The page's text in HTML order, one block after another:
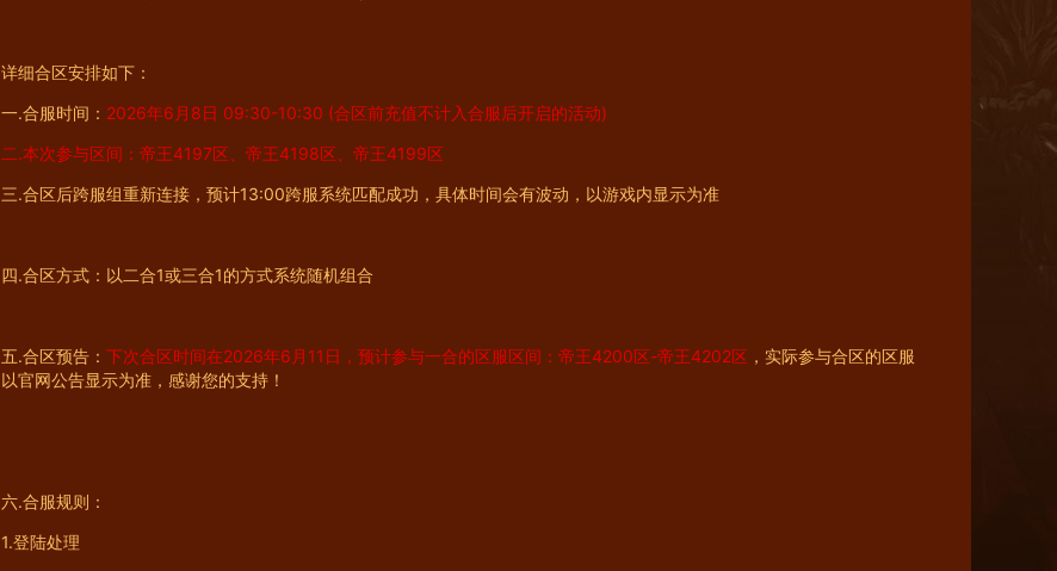
详细合区安排如下：
一.合服时间： 2026年6月8日 09:30-10:30 (合区前充值不计入合服后开启的活动)
二.本次参与区间：帝王4197区、帝王4198区、帝王4199区
三.合区后跨服组重新连接，预计13:00跨服系统匹配成功，具体时间会有波动，以游戏内显示为准
四.合区方式：以二合1或三合1的方式系统随机组合
五.合区预告： 下次合区时间在2026年6月11日，预计参与一合的区服区间：帝王4200区-帝王4202区 ，实际参与合区的区服
以官网公告显示为准，感谢您的支持！
六.合服规则：
1.登陆处理